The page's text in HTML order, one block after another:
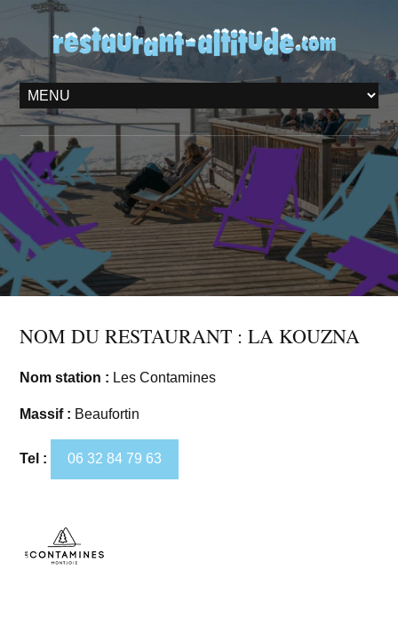
NOM DU RESTAURANT : LA KOUZNA
Nom station : Les Contamines
Massif : Beaufortin
Tel : 06 32 84 79 63